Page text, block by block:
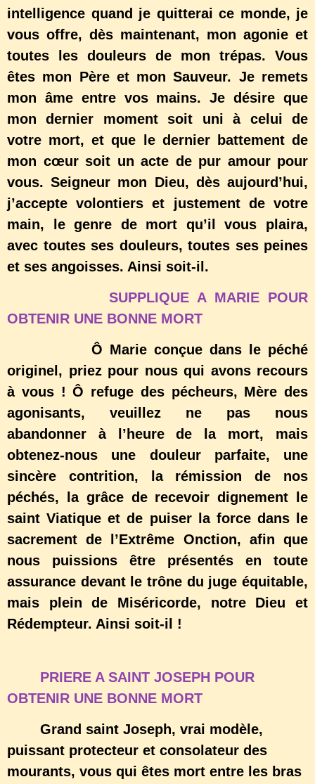
intelligence quand je quitterai ce monde, je
vous offre, dès maintenant, mon agonie et
toutes les douleurs de mon trépas. Vous
êtes mon Père et mon Sauveur. Je remets
mon âme entre vos mains. Je désire que
mon dernier moment soit uni à celui de
votre mort, et que le dernier battement de
mon cœur soit un acte de pur amour pour
vous. Seigneur mon Dieu, dès aujourd’hui,
j’accepte volontiers et justement de votre
main, le genre de mort qu’il vous plaira,
avec toutes ses douleurs, toutes ses peines
et ses angoisses. Ainsi soit-il.
SUPPLIQUE A MARIE POUR
OBTENIR UNE BONNE MORT
Ô Marie conçue dans le péché
originel, priez pour nous qui avons recours
à vous ! Ô refuge des pécheurs, Mère des
agonisants, veuillez ne pas nous
abandonner à l’heure de la mort, mais
obtenez-nous une douleur parfaite, une
sincère contrition, la rémission de nos
péchés, la grâce de recevoir dignement le
saint Viatique et de puiser la force dans le
sacrement de l’Extrême Onction, afin que
nous puissions être présentés en toute
assurance devant le trône du juge équitable,
mais plein de Miséricorde, notre Dieu et
Rédempteur. Ainsi soit-il !
PRIERE A SAINT JOSEPH POUR
OBTENIR UNE BONNE MORT
Grand saint Joseph, vrai modèle,
puissant protecteur et consolateur des
mourants, vous qui êtes mort entre les bras